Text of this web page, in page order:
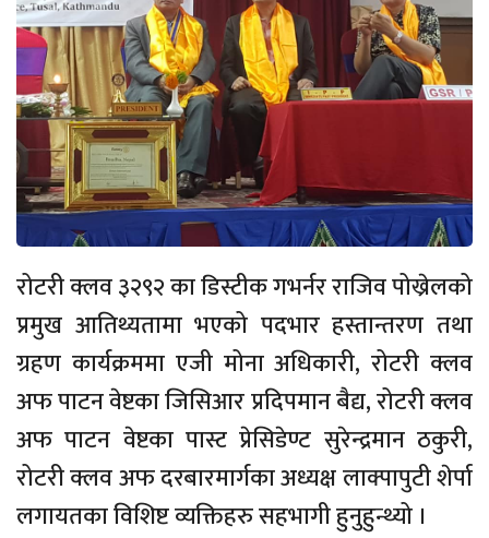
रोटरी क्लव ३२९२ का डिस्टीक गभर्नर राजिव पोख्रेलको
प्रमुख आतिथ्यतामा भएको पदभार हस्तान्तरण तथा
ग्रहण कार्यक्रममा एजी मोना अधिकारी, रोटरी क्लव
अफ पाटन वेष्टका जिसिआर प्रदिपमान बैद्य, रोटरी क्लव
अफ पाटन वेष्टका पास्ट प्रेसिडेण्ट सुरेन्द्रमान ठकुरी,
रोटरी क्लव अफ दरबारमार्गका अध्यक्ष लाक्पापुटी शेर्पा
लगायतका विशिष्ट व्यक्तिहरु सहभागी हुनुहुन्थ्यो ।